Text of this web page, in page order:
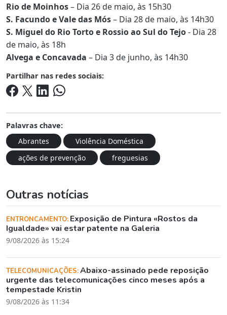
Rio de Moinhos– Dia 26 de maio, às 15h30
S. Facundo e Vale das Mós– Dia 28 de maio, às 14h30
S. Miguel do Rio Torto e Rossio ao Sul do Tejo- Dia 28
de maio, às 18h
Alvega e Concavada – Dia 3 de junho, às 14h30
Partilhar nas redes sociais:
Palavras chave:
Abrantes
Violência Doméstica
ações de prevenção
freguesias
Outras notícias
ENTRONCAMENTO: Exposição de Pintura «Rostos da
Igualdade» vai estar patente na Galeria
9/08/2026 às 15:24
TELECOMUNICAÇÕES:Abaixo-assinado pede reposição
urgente das telecomunicações cinco meses após a
tempestade Kristin
9/08/2026 às 11:34